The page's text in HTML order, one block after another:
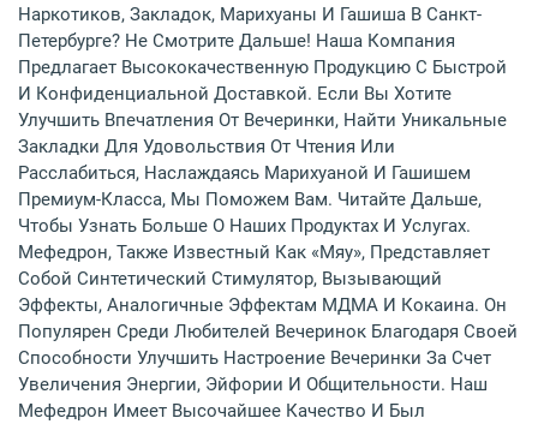
Наркотиков, Закладок, Марихуаны И Гашиша В Санкт-
Петербурге? Не Смотрите Дальше! Наша Компания
Предлагает Высококачественную Продукцию С Быстрой
И Конфиденциальной Доставкой. Если Вы Хотите
Улучшить Впечатления От Вечеринки, Найти Уникальные
Закладки Для Удовольствия От Чтения Или
Расслабиться, Наслаждаясь Марихуаной И Гашишем
Премиум-Класса, Мы Поможем Вам. Читайте Дальше,
Чтобы Узнать Больше О Наших Продуктах И Услугах.
Мефедрон, Также Известный Как «мяу», Представляет
Собой Синтетический Стимулятор, Вызывающий
Эффекты, Аналогичные Эффектам МДМА И Кокаина. Он
Популярен Среди Любителей Вечеринок Благодаря Своей
Способности Улучшить Настроение Вечеринки За Счет
Увеличения Энергии, Эйфории И Общительности. Наш
Мефедрон Имеет Высочайшее Качество И Был